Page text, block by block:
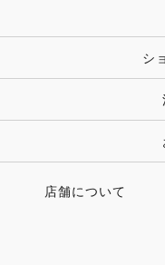
時計・財布・キーケ
キーホルダー・チャ
ピン・ブローチ・コ
その他 アクセサリー
シ
店舗について